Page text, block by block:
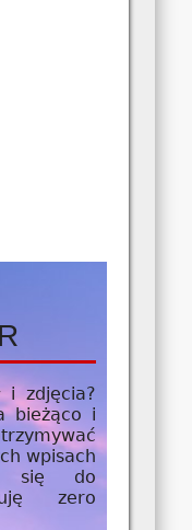
i zdjęcia?
bieżąco i
wpisach
się do
zero